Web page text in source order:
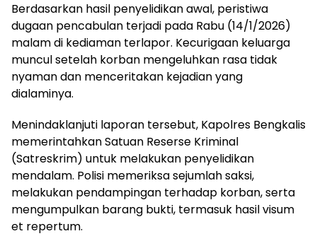
Berdasarkan hasil penyelidikan awal, peristiwa
dugaan pencabulan terjadi pada Rabu (14/1/2026)
malam di kediaman terlapor. Kecurigaan keluarga
muncul setelah korban mengeluhkan rasa tidak
nyaman dan menceritakan kejadian yang
dialaminya.
Menindaklanjuti laporan tersebut, Kapolres Bengkalis
memerintahkan Satuan Reserse Kriminal
(Satreskrim) untuk melakukan penyelidikan
mendalam. Polisi memeriksa sejumlah saksi,
melakukan pendampingan terhadap korban, serta
mengumpulkan barang bukti, termasuk hasil visum
et repertum.